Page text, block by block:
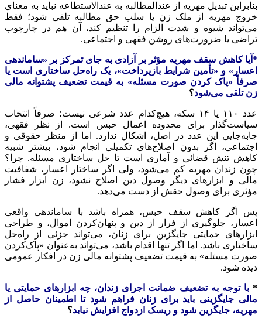
بنابراین تبدیل مهریه از عندالمطالبه به عندالاستطاعه نباید به معنای
خروج مهریه از ملک زن یا سلب حق مطالبه تلقی شود؛ فقط
می‌تواند شیوه و شدت الزام را تنظیم کند، آن هم در چارچوب
تراضی یا ضرورت‌های روشن فقهی و اجتماعی.
*آیا کاهش سقف مهریه مؤثر بر آزادی به جای تمرکز بر «ساماندهی
اعسار» و «تأمین شرایط بازپرداخت»، یک راه‌حل ساختاری است یا
صرفاً «پاک کردن صورت مسئله» به قیمت تضعیف پشتوانه مالی
زن تلقی می‌شود؟
عدد ۱۱۰ یا ۱۴ سکه، هیچ‌کدام عدد شرعی نیست؛ صرفاً انتخاب
سیاست‌گذار برای محدوده اعمال حبس است. از نظر فقهی،
جابه‌جایی این عدد در اصل، اشکال ندارد. اما از منظر حقوقی و
اجتماعی، اگر بدون اصلاح‌های تکمیلی انجام شود، بیشتر شبیه
کاهش تنش قضائی و آماری است تا حل ساختاری مسئله. چرا؟
چون زندان مهریه کم می‌شود، ولی اگر ساختار اعسار، شفافیت
مالی و ابزارهای دیگر وصول دین اصلاح نشود، زن ابزار فشار
مؤثری برای وصول حقش از دست می‌دهد.
پس اگر کاهش سقف حبس، همراه باشد با ساماندهی واقعی
اعسار، جلوگیری از فرار از دین و پنهان‌کردن اموال، و طراحی
ابزارهای حمایتی جایگزین برای زنان، می‌تواند جزئی از راه‌حل
ساختاری باشد. اما اگر تنها اقدام باشد، می‌تواند به‌عنوان «پاک‌کردن
صورت مسئله» به قیمت تضعیف پشتوانه مالی زن در افکار عمومی
دیده شود.
* با توجه به تضعیف ضمانت اجرای زندان، چه ابزارهای حمایتی یا
مالی جایگزینی باید برای زنان فراهم شود تا اطمینان حاصل از
مهریه، جایگزین شود و ریسک ازدواج افزایش نیابد؟